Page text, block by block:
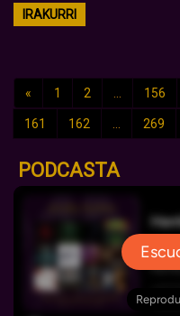
IRAKURRI
« 1 2 156
161 162 269
PODCASTA